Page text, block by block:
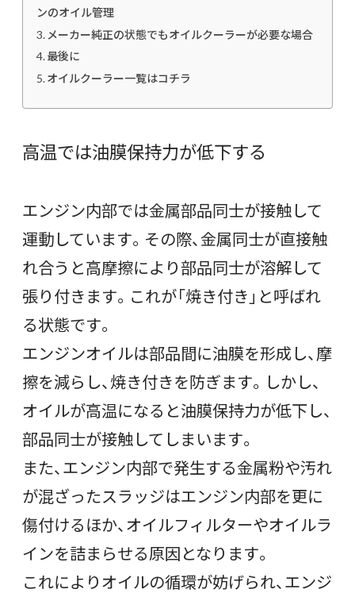
ンのオイル管理
メーカー純正の状態でもオイルクーラーが必要な場合
最後に
オイルクーラー一覧はコチラ
高温では油膜保持力が低下する
エンジン内部では金属部品同士が接触して
運動しています。その際、金属同士が直接触
れ合うと高摩擦により部品同士が溶解して
張り付きます。これが「焼き付き」と呼ばれ
る状態です。
エンジンオイルは部品間に油膜を形成し、摩
擦を減らし、焼き付きを防ぎます。しかし、
オイルが高温になると油膜保持力が低下し、
部品同士が接触してしまいます。
また、エンジン内部で発生する金属粉や汚れ
が混ざったスラッジはエンジン内部を更に
傷付けるほか、オイルフィルターやオイルラ
インを詰まらせる原因となります。
これによりオイルの循環が妨げられ、エンジ